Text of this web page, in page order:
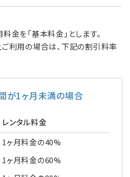
金を「基本料金」とします。
利用の場合は、下記の割引料率
が1ヶ月未満の場合
レンタル料金
1ヶ月料金の40%
1ヶ月料金の60%